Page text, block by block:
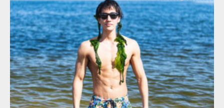
Update:2021.07.8
Category: 海のマッチョ オレンジの人 AKIHITO(細マッチョ) 腹筋
ダウンロード